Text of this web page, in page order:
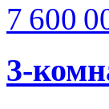
7 600
3-